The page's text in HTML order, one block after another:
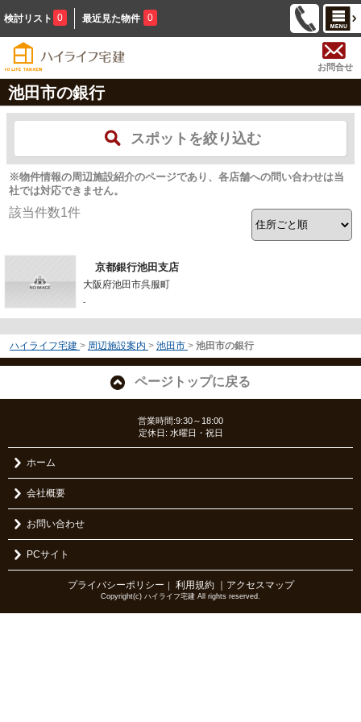
検討リスト 0 最近見た物件 0
お問合せ
池田市の銀行
スポットを絞り込む
※物件情報の周辺施設紹介のページであり、各店舗への問い合わせは当
社では対応できません。
該当件数1件
京都銀行池田支店
大阪府池田市呉服町
-
ハイライフ宅建 > 周辺施設案内 > 池田市 > 池田市の銀行
ページトップに戻る
営業時間:9:30～18:00
定休日: 水曜日・祝日
ホーム
会社概要
お問い合わせ
PCサイト
プライバシーポリシー ｜ 利用規約 ｜アクセスマップ
Copyright(c) ハイライフ宅建 All rights reserved.